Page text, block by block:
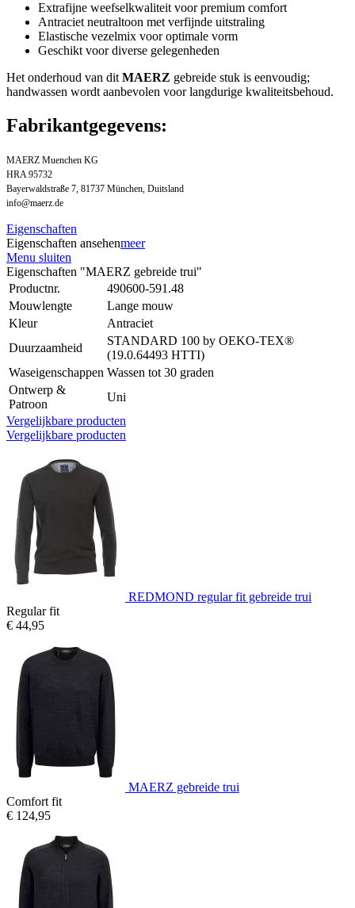
Extrafijne weefselkwaliteit voor premium comfort
Antraciet neutraltoon met verfijnde uitstraling
Elastische vezelmix voor optimale vorm
Geschikt voor diverse gelegenheden
Het onderhoud van ditMAERZ gebreide stuk is eenvoudig;
handwassen wordt aanbevolen voor langdurige kwaliteitsbehoud.
Fabrikantgegevens:
MAERZ Muenchen KG
HRA 95732
Bayerwaldstraße 7, 81737 München, Duitsland
info@maerz.de
Eigenschaften
Eigenschaften ansehenmeer
Menu sluiten
Eigenschaften "MAERZ gebreide trui"
Productnr.
490600-591.48
Mouwlengte
Lange mouw
Kleur
Antraciet
Duurzaamheid
STANDARD 100 by OEKO-TEX®
(19.0.64493 HTTI)
Waseigenschappen Wassen tot 30 graden
Ontwerp &
Patroon
Uni
Vergelijkbare producten
Vergelijkbare producten
REDMOND regular fit gebreide trui
Regular fit
€ 44,95
MAERZ gebreide trui
Comfort fit
€ 124,95